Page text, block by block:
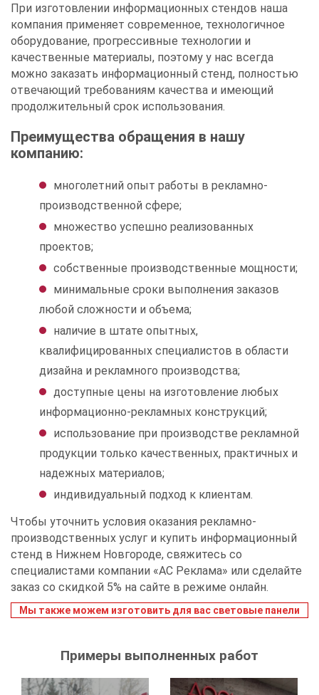
При изготовлении информационных стендов наша
компания применяет современное, технологичное
оборудование, прогрессивные технологии и
качественные материалы, поэтому у нас всегда
можно заказать информационный стенд, полностью
отвечающий требованиям качества и имеющий
продолжительный срок использования.
Преимущества обращения в нашу
компанию:
многолетний опыт работы в рекламно-
производственной сфере;
множество успешно реализованных
проектов;
собственные производственные мощности;
минимальные сроки выполнения заказов
любой сложности и объема;
наличие в штате опытных,
квалифицированных специалистов в области
дизайна и рекламного производства;
доступные цены на изготовление любых
информационно-рекламных конструкций;
использование при производстве рекламной
продукции только качественных, практичных и
надежных материалов;
индивидуальный подход к клиентам.
Чтобы уточнить условия оказания рекламно-
производственных услуг и купить информационный
стенд в Нижнем Новгороде, свяжитесь со
специалистами компании «АС Реклама» или сделайте
заказ со скидкой 5% на сайте в режиме онлайн.
Мы также можем изготовить для вас световые панели
Примеры выполненных работ